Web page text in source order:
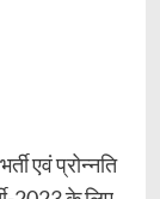
एवं प्रोन्नति